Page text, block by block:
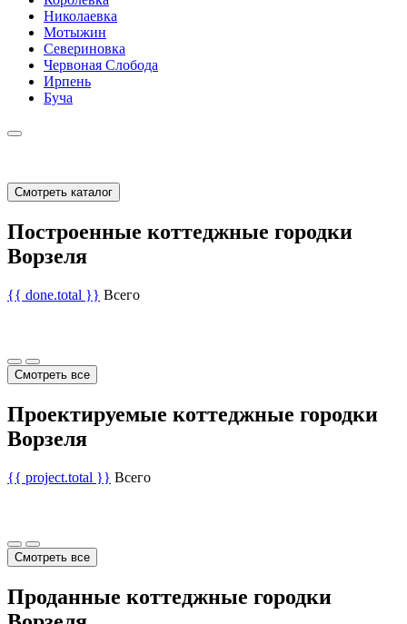
Николаевка
Мотыжин
Севериновка
Червоная Слобода
Ирпень
Буча
Смотреть каталог
Построенные коттеджные городки
Ворзеля
{{ done.total }} Всего
Смотреть все
Проектируемые коттеджные городки
Ворзеля
{{ project.total }} Всего
Смотреть все
Проданные коттеджные городки